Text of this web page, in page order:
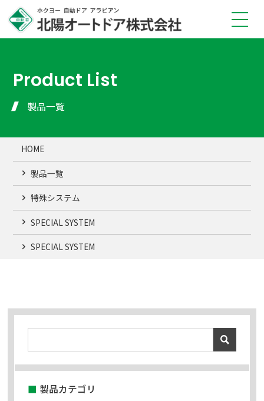
TOP
製品情報
お知らせ 安全に使用するために
プライバシーポリシー
製品見積・ご相談はこちら（平日 9〜17時）
0120-022-168
メールでのお問い合わせ
Product List
製品一覧
HOME
製品一覧
特殊システム
SPECIAL SYSTEM
SPECIAL SYSTEM
製品カテゴリ